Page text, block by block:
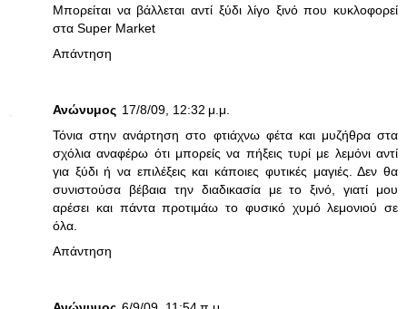
Μπορείται να βάλλεται αντί ξύδι λίγο ξινό που κυκλοφορεί
στα Super Market
Απάντηση
Ανώνυμος 17/8/09, 12:32 μ.μ.
Τόνια στην ανάρτηση στο φτιάχνω φέτα και μυζήθρα στα
σχόλια αναφέρω ότι μπορείς να πήξεις τυρί με λεμόνι αντί
για ξύδι ή να επιλέξεις και κάποιες φυτικές μαγιές. Δεν θα
συνιστούσα βέβαια την διαδικασία με το ξινό, γιατί μου
αρέσει και πάντα προτιμάω το φυσικό χυμό λεμονιού σε
όλα.
Απάντηση